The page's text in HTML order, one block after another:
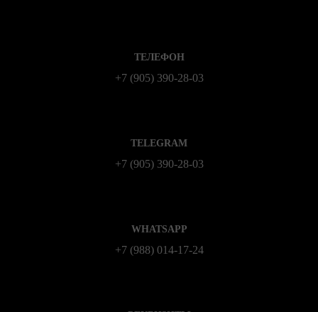
ТЕЛЕФОН
+7 (905) 390-28-03
TELEGRAM
+7 (905) 390-28-03
WHATSAPP
+7 (988) 014‑17‑24